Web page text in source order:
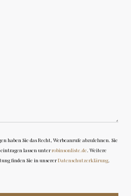
haben Sie das Recht, Werbeanrufe abzulehnen. Sie
lassen unterrobinsonliste.de . Weitere
finden Sie in unsererDatenschutzerklärung.